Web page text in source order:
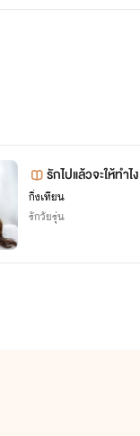
กิ่งเทียน
รักวัยรุ่น